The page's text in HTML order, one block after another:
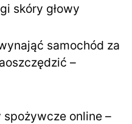
skóry głowy
samochód za
–
spożywcze online –